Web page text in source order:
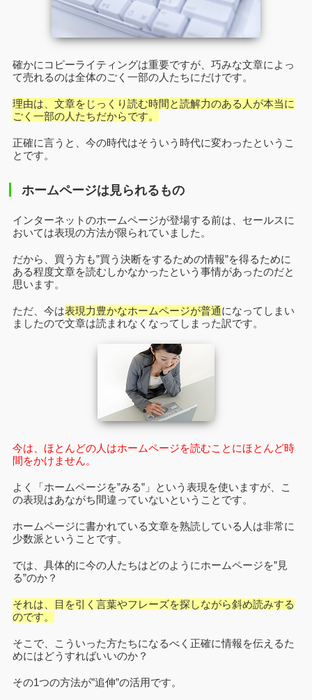
確かにコピーライティングは重要ですが、巧みな文章によっ
て売れるのは全体のごく一部の人たちにだけです。
理由は、文章をじっくり読む時間と読解力のある人が本当に
ごく一部の人たちだからです。
正確に言うと、今の時代はそういう時代に変わったというこ
とです。
ホームページは見られるもの
インターネットのホームページが登場する前は、セールスに
おいては表現の方法が限られていました。
だから、買う方も”買う決断をするための情報”を得るために
ある程度文章を読むしかなかったという事情があったのだと
思います。
ただ、今は表現力豊かなホームページが普通になってしまい
ましたので文章は読まれなくなってしまった訳です。
今は、ほとんどの人はホームページを読むことにほとんど時
間をかけません。
よく「ホームページを”みる”」という表現を使いますが、こ
の表現はあながち間違っていないということです。
ホームページに書かれている文章を熟読している人は非常に
少数派ということです。
では、具体的に今の人たちはどのようにホームページを”見
る”のか？
それは、目を引く言葉やフレーズを探しながら斜め読みする
のです。
そこで、こういった方たちになるべく正確に情報を伝えるた
めにはどうすればいいのか？
その1つの方法が”追伸”の活用です。